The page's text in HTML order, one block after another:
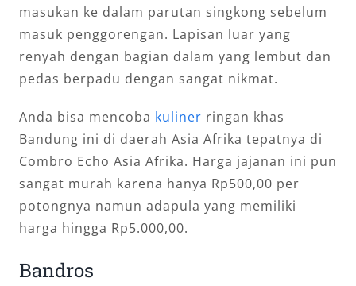
masukan ke dalam parutan singkong sebelum
masuk penggorengan. Lapisan luar yang
renyah dengan bagian dalam yang lembut dan
pedas berpadu dengan sangat nikmat.
Anda bisa mencoba kuliner ringan khas
Bandung ini di daerah Asia Afrika tepatnya di
Combro Echo Asia Afrika. Harga jajanan ini pun
sangat murah karena hanya Rp500,00 per
potongnya namun adapula yang memiliki
harga hingga Rp5.000,00.
Bandros